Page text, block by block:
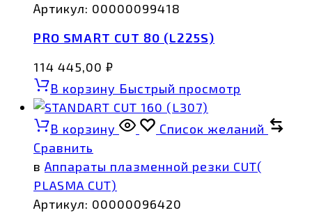
Артикул: 00000099418
PRO SMART CUT 80 (L225S)
114 445,00 ₽
В корзину Быстрый просмотр
В корзину
Список желаний
Сравнить
в Аппараты плазменной резки CUT(
PLASMA CUT)
Артикул: 00000096420